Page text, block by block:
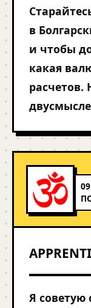
в
и чтобы
какая
расчетов.
Я советую